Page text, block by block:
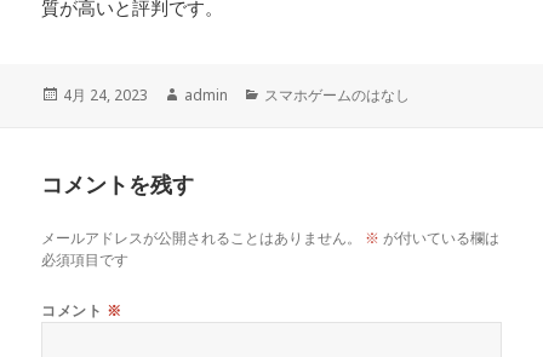
質が高いと評判です。
投
4月 24, 2023
作
admin
カ
スマホゲームのはなし
コメントを残す
メールアドレスが公開されることはありません。 ※ が付いている欄は
必須項目です
コメント ※